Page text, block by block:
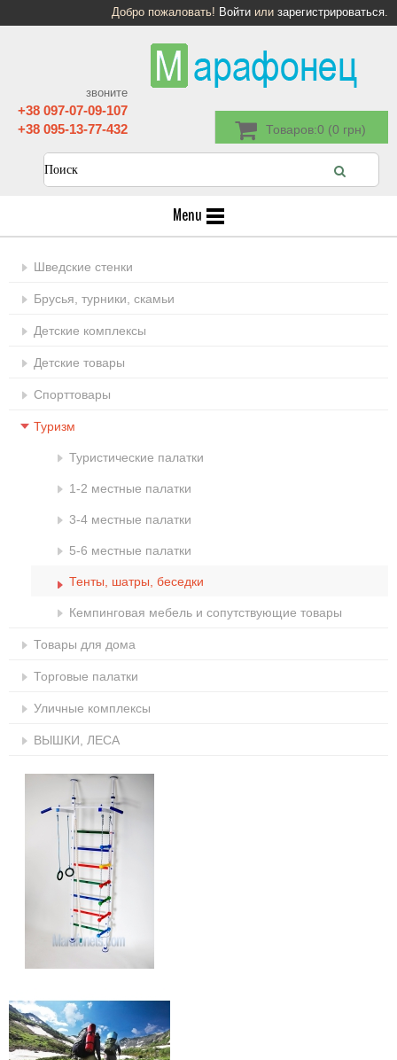
Добро пожаловать! Войти или зарегистрироваться.
Товаров:0 (0 грн)
звоните
+38 097-07-09-107
+38 095-13-77-432
Menu
Шведские стенки
Брусья, турники, скамьи
Детские комплексы
Детские товары
Спорттовары
Туризм
Туристические палатки
1-2 местные палатки
3-4 местные палатки
5-6 местные палатки
Тенты, шатры, беседки
Кемпинговая мебель и сопутствующие товары
Товары для дома
Торговые палатки
Уличные комплексы
ВЫШКИ, ЛЕСА